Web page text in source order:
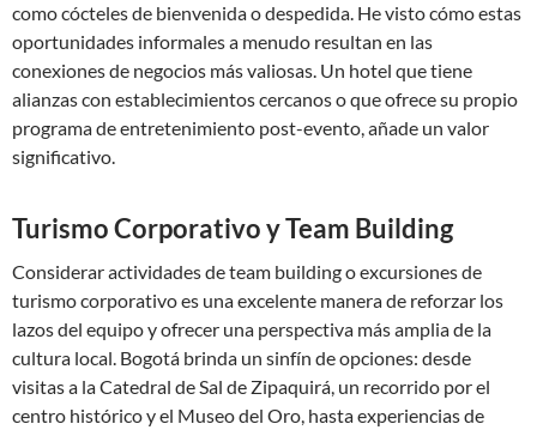
como cócteles de bienvenida o despedida. He visto cómo estas
oportunidades informales a menudo resultan en las
conexiones de negocios más valiosas. Un hotel que tiene
alianzas con establecimientos cercanos o que ofrece su propio
programa de entretenimiento post-evento, añade un valor
significativo.
Turismo Corporativo y Team Building
Considerar actividades de team building o excursiones de
turismo corporativo es una excelente manera de reforzar los
lazos del equipo y ofrecer una perspectiva más amplia de la
cultura local. Bogotá brinda un sinfín de opciones: desde
visitas a la Catedral de Sal de Zipaquirá, un recorrido por el
centro histórico y el Museo del Oro, hasta experiencias de